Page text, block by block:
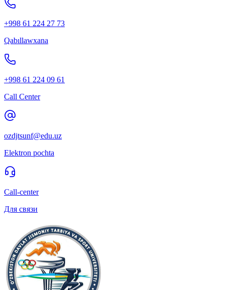
+998 61 224 27 73
Qabıllawxana
+998 61 224 09 61
Call Center
ozdjtsunf@edu.uz
Elektron pochta
Call-center
Для связи